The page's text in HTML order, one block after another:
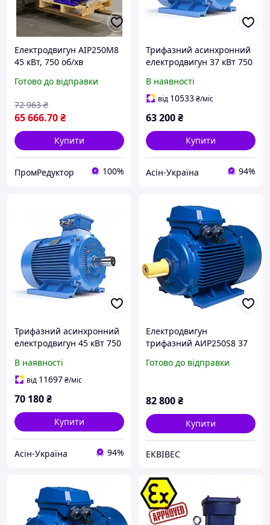
Електродвигун АІР250М8
45 кВт, 750 об/хв
Готово до відправки
65 666.70₴
72 963 ₴
Купити
ПромРедуктор 100%
Трифазний асинхронний
електродвигун 37 кВт 750
(IM1081) на Лапах
В наявності
від 10533₴/міс
63 200₴
Купити
Асін-Україна 94%
Трифазний асинхронний
електродвигун 45 кВт 750
(IM1081) на Лапах
В наявності
від 11697₴/міс
70 180₴
Купити
Асін-Україна 94%
Електродвигун
трифазний АИР250S8 37
EKVIVES
Готово до відправки
82 800₴
Купити
ЕКВІВЕС